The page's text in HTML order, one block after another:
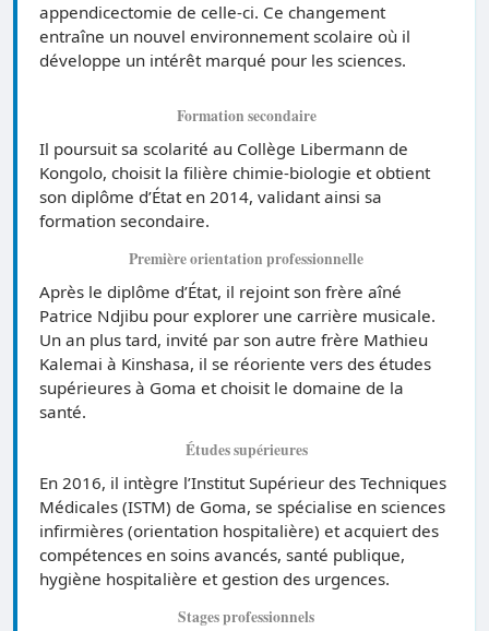
appendicectomie de celle-ci. Ce changement
entraîne un nouvel environnement scolaire où il
développe un intérêt marqué pour les sciences.
Formation secondaire
Il poursuit sa scolarité au Collège Libermann de
Kongolo, choisit la filière chimie-biologie et obtient
son diplôme d’État en 2014, validant ainsi sa
formation secondaire.
Première orientation professionnelle
Après le diplôme d’État, il rejoint son frère aîné
Patrice Ndjibu pour explorer une carrière musicale.
Un an plus tard, invité par son autre frère Mathieu
Kalemai à Kinshasa, il se réoriente vers des études
supérieures à Goma et choisit le domaine de la
santé.
Études supérieures
En 2016, il intègre l’Institut Supérieur des Techniques
Médicales (ISTM) de Goma, se spécialise en sciences
infirmières (orientation hospitalière) et acquiert des
compétences en soins avancés, santé publique,
hygiène hospitalière et gestion des urgences.
Stages professionnels